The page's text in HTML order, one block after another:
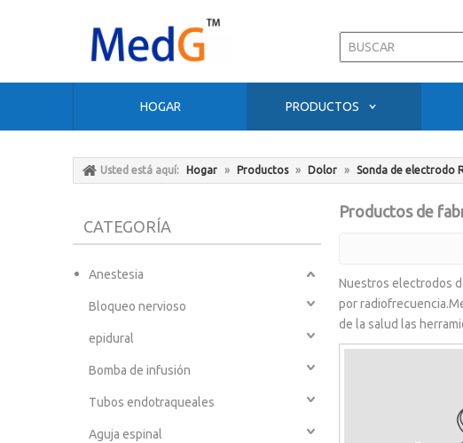
HOGAR PRODUCTOS
Usted está aquí: Hogar » Productos » Dolor » Sonda de electrodo
CATEGORÍA
Anestesia
Bloqueo nervioso
epidural
Bomba de infusión
Tubos endotraqueales
Aguja espinal
Productos de
Nuestros electrodos
por
de la salud las